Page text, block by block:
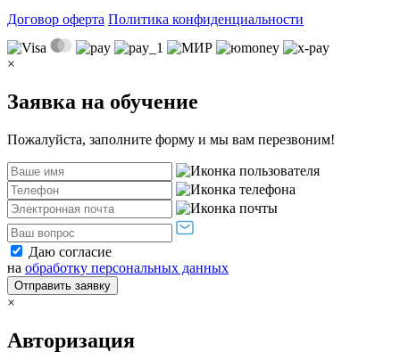
Договор оферта Политика конфиденциальности
×
Заявка на обучение
Пожалуйста, заполните форму и мы вам перезвоним!
Даю согласие
на обработку персональных данных
Отправить заявку
×
Авторизация